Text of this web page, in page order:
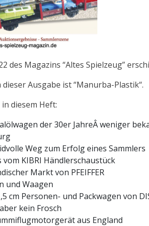
des Magazins “Altes Spielzeug”
Ausgabe ist “Manurba-Plastik“.
diesem Heft:
der 30er JahreÂ weniger
Weg zum Erfolg eines Sammlers
vom KIBRI Händlerschaustück
Markt von PFEIFFER
und Waagen
cm Personen- und Packwagen von
aber kein Frosch
aus England